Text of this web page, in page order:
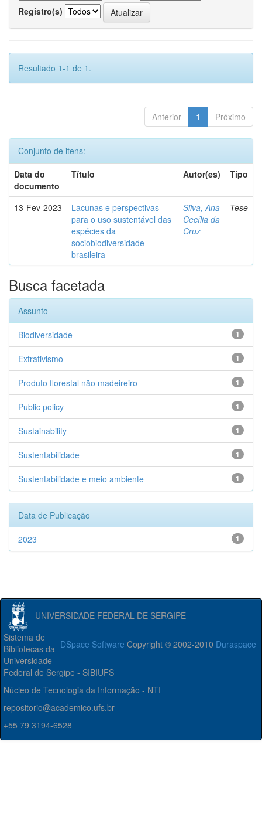
Registro(s)
Resultado 1-1 de 1.
Anterior 1 Próximo
Conjunto de itens:
Data do
documento
Título Autor(es) Tipo
13-Fev-2023
Lacunas e perspectivas
para o uso sustentável das
espécies da
sociobiodiversidade
brasileira
Silva, Ana
Cecília da
Cruz
Tese
Busca facetada
Assunto
1
Biodiversidade
1
Extrativismo
1
Produto florestal não madeireiro
1
Public policy
1
Sustainability
1
Sustentabilidade
1
Sustentabilidade e meio ambiente
Data de Publicação
1
2023
UNIVERSIDADE FEDERAL DE SERGIPE
DSpace Software Copyright © 2002-2010 Duraspace
Sistema de
Bibliotecas da
Universidade
Federal de Sergipe - SIBIUFS
Núcleo de Tecnologia da Informação - NTI
repositorio@academico.ufs.br
+55 79 3194-6528